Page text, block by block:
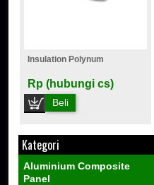
Insulation Polynum
Rp (hubungi cs)
Beli
Kategori
Aluminium Composite
Panel